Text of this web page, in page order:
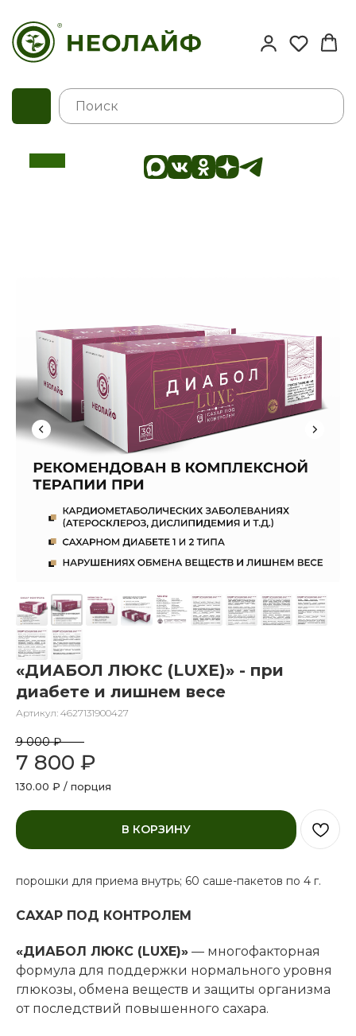
«ДИАБОЛ ЛЮКС (LUXE)» - при
диабете и лишнем весе
Артикул: 4627131900427
7 800 ₽
130.00 ₽ / порция
9 000 ₽
В КОРЗИНУ
порошки для приема внутрь; 60 саше-пакетов по 4 г.
САХАР ПОД КОНТРОЛЕМ
«ДИАБОЛ ЛЮКС (LUXE)» — многофакторная
формула для поддержки нормального уровня
глюкозы, обмена веществ и защиты организма
от последствий повышенного сахара.